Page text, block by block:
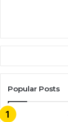
Popular Posts